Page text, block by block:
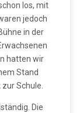
los, mit
jedoch
in der
hatten wir
Stand
Schule.
Die